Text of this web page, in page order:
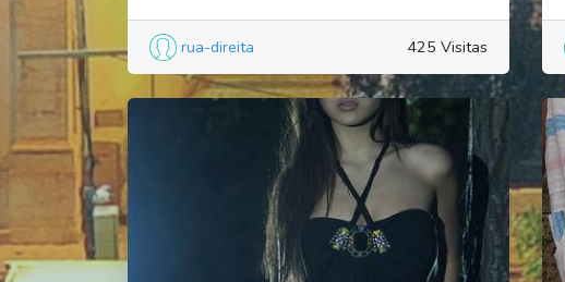
rua-direita 425 Visitas